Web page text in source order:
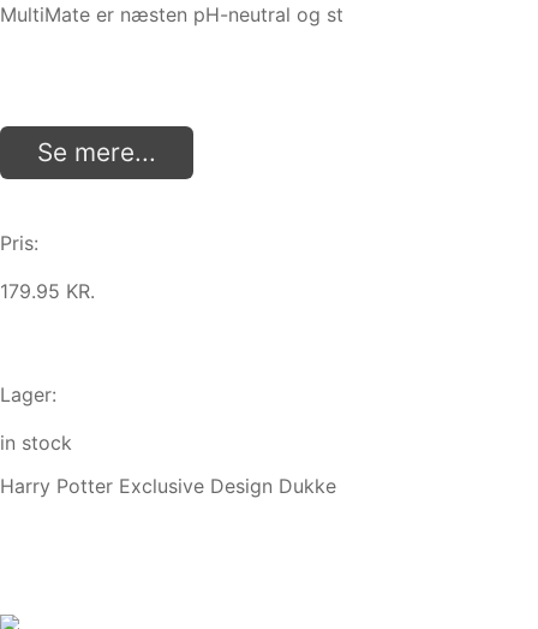
MultiMate er næsten pH-neutral og st
Se mere...
Pris:
179.95 KR.
Lager:
in stock
Harry Potter Exclusive Design Dukke